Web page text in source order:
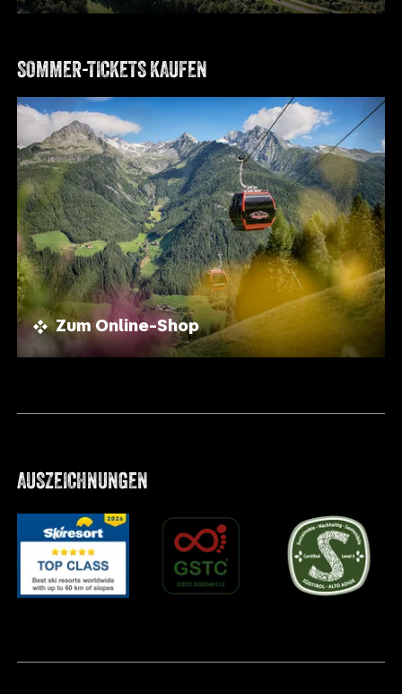
SOMMER-TICKETS KAUFEN
Zum Online-Shop
AUSZEICHNUNGEN